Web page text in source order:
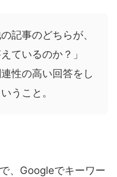
記事のどちらが、
ているのか？」
性の高い回答をし
うこと。
、Googleでキーワー